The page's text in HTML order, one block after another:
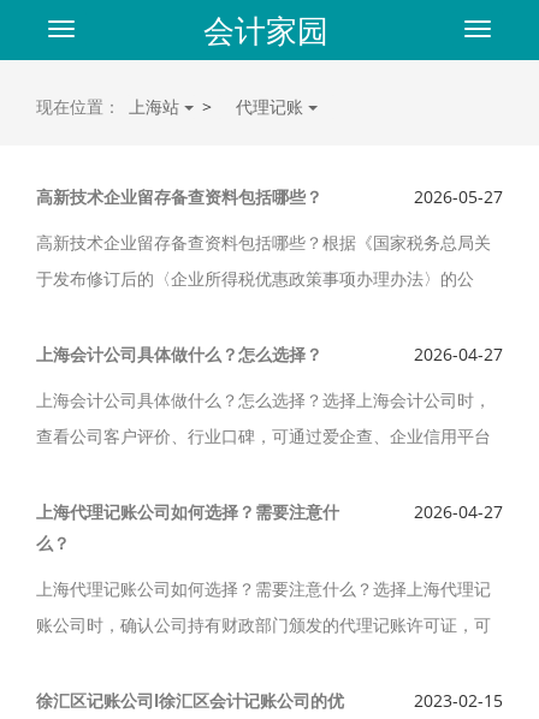
Toggle
Toggle
navigation
会计家园
现在位置： 上海站 > 代理记账
高新技术企业留存备查资料包括哪些？
2026-05-27
高新技术企业留存备查资料包括哪些？根据《国家税务总局关
于发布修订后的〈企业所得税优惠政策事项办理办法〉的公
新技术企业享受税收优惠时需留存备查以下资料：
上海会计公司具体做什么？怎么选择？
2026-04-27
上海会计公司具体做什么？怎么选择？选择上海会计公司时，
查看公司客户评价、行业口碑，可通过爱企查、企业信用平台
海会计公司。
上海代理记账公司如何选择？需要注意什
么？
2026-04-27
上海代理记账公司如何选择？需要注意什么？选择上海代理记
账公司时，确认公司持有财政部门颁发的代理记账许可证，可
避开差评多的公司，并且需综合多方面因素考量。
徐汇区记账公司l徐汇区会计记账公司的优
2023-02-15